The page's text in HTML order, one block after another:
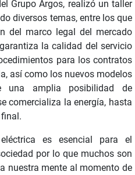
Grupo Argos, realizó un taller
diversos temas, entre los que
del marco legal del mercado
la calidad del servicio
para los contratos
así como los nuevos modelos
una amplia posibilidad de
comercializa la energía, hasta
es esencial para el
por lo que muchos son
nuestra mente al momento de